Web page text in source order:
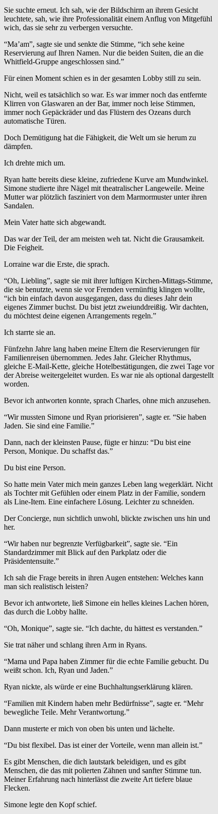
Sie suchte erneut. Ich sah, wie der Bildschirm an ihrem Gesicht
leuchtete, sah, wie ihre Professionalität einem Anflug von Mitgefühl
wich, das sie sehr zu verbergen versuchte.
“Ma’am”, sagte sie und senkte die Stimme, “ich sehe keine
Reservierung auf Ihren Namen. Nur die beiden Suiten, die an die
Whitfield-Gruppe angeschlossen sind.”
Für einen Moment schien es in der gesamten Lobby still zu sein.
Nicht, weil es tatsächlich so war. Es war immer noch das entfernte
Klirren von Glaswaren an der Bar, immer noch leise Stimmen,
immer noch Gepäckräder und das Flüstern des Ozeans durch
automatische Türen.
Doch Demütigung hat die Fähigkeit, die Welt um sie herum zu
dämpfen.
Ich drehte mich um.
Ryan hatte bereits diese kleine, zufriedene Kurve am Mundwinkel.
Simone studierte ihre Nägel mit theatralischer Langeweile. Meine
Mutter war plötzlich fasziniert von dem Marmormuster unter ihren
Sandalen.
Mein Vater hatte sich abgewandt.
Das war der Teil, der am meisten weh tat. Nicht die Grausamkeit.
Die Feigheit.
Lorraine war die Erste, die sprach.
“Oh, Liebling”, sagte sie mit ihrer luftigen Kirchen-Mittags-Stimme,
die sie benutzte, wenn sie vor Fremden vernünftig klingen wollte,
“ich bin einfach davon ausgegangen, dass du dieses Jahr dein
eigenes Zimmer buchst. Du bist jetzt zweiunddreißig. Wir dachten,
du möchtest deine eigenen Arrangements regeln.”
Ich starrte sie an.
Fünfzehn Jahre lang haben meine Eltern die Reservierungen für
Familienreisen übernommen. Jedes Jahr. Gleicher Rhythmus,
gleiche E-Mail-Kette, gleiche Hotelbestätigungen, die zwei Tage vor
der Abreise weitergeleitet wurden. Es war nie als optional dargestellt
worden.
Bevor ich antworten konnte, sprach Charles, ohne mich anzusehen.
“Wir mussten Simone und Ryan priorisieren”, sagte er. “Sie haben
Jaden. Sie sind eine Familie.”
Dann, nach der kleinsten Pause, fügte er hinzu: “Du bist eine
Person, Monique. Du schaffst das.”
Du bist eine Person.
So hatte mein Vater mich mein ganzes Leben lang wegerklärt. Nicht
als Tochter mit Gefühlen oder einem Platz in der Familie, sondern
als Line-Item. Eine einfachere Lösung. Leichter zu schneiden.
Der Concierge, nun sichtlich unwohl, blickte zwischen uns hin und
her.
“Wir haben nur begrenzte Verfügbarkeit”, sagte sie. “Ein
Standardzimmer mit Blick auf den Parkplatz oder die
Präsidentensuite.”
Ich sah die Frage bereits in ihren Augen entstehen: Welches kann
man sich realistisch leisten?
Bevor ich antwortete, ließ Simone ein helles kleines Lachen hören,
das durch die Lobby hallte.
“Oh, Monique”, sagte sie. “Ich dachte, du hättest es verstanden.”
Sie trat näher und schlang ihren Arm in Ryans.
“Mama und Papa haben Zimmer für die echte Familie gebucht. Du
weißt schon. Ich, Ryan und Jaden.”
Ryan nickte, als würde er eine Buchhaltungserklärung klären.
“Familien mit Kindern haben mehr Bedürfnisse”, sagte er. “Mehr
bewegliche Teile. Mehr Verantwortung.”
Dann musterte er mich von oben bis unten und lächelte.
“Du bist flexibel. Das ist einer der Vorteile, wenn man allein ist.”
Es gibt Menschen, die dich lautstark beleidigen, und es gibt
Menschen, die das mit polierten Zähnen und sanfter Stimme tun.
Meiner Erfahrung nach hinterlässt die zweite Art tiefere blaue
Flecken.
Simone legte den Kopf schief.